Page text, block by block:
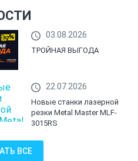
03.08.2026
ТРОЙНАЯ ВЫГОДА
22.07.2026
Новые станки лазерной
резки Metal Master MLF-
3015RS
ВСЕ